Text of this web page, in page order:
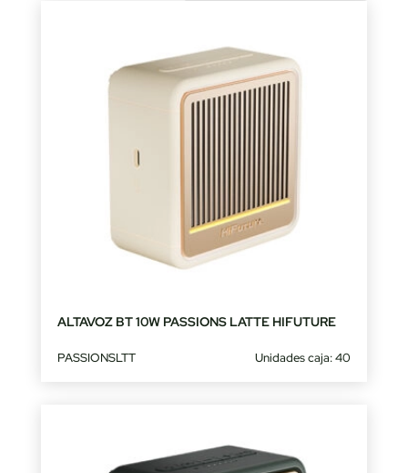
ALTAVOZ BT 10W PASSIONS LATTE HIFUTURE
PASSIONSLTT Unidades caja: 40